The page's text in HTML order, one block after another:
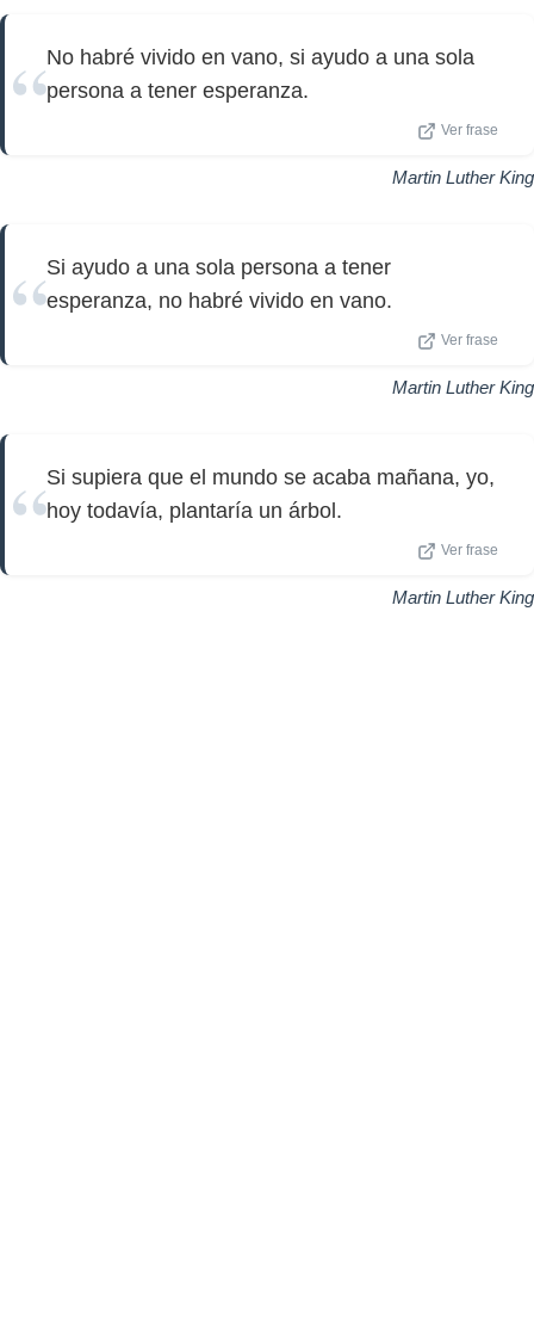
No habré vivido en vano, si ayudo a una sola
persona a tener esperanza.
Ver frase
Martin Luther King
Si ayudo a una sola persona a tener
esperanza, no habré vivido en vano.
Ver frase
Martin Luther King
Si supiera que el mundo se acaba mañana, yo,
hoy todavía, plantaría un árbol.
Ver frase
Martin Luther King